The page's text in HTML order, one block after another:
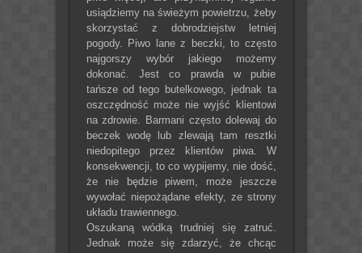
usiądziemy na świeżym powietrzu, żeby
skorzystać z dobrodziejstw letniej
pogody. Piwo lane z beczki, to często
najgorszy wybór jakiego możemy
dokonać. Jest co prawda w pubie
tańsze od tego butelkowego, jednak ta
oszczędność może nie wyjść klientowi
na zdrowie. Barmani często dolewaj do
beczek wodę lub zlewają tam resztki
niedopitego przez klientów piwa. W
konsekwencji, to co wypijemy, nie dość,
że nie będzie piwem, może jeszcze
wywołać niepożądane efekty, ze strony
układu trawiennego.
Oszukaną wódką trudniej się zatruć.
Jednak może się zdarzyć, że chcąc